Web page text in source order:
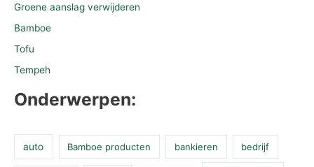
Groene aanslag verwijderen
Bamboe
Tofu
Tempeh
Onderwerpen:
auto Bamboe producten bankieren bedrijf